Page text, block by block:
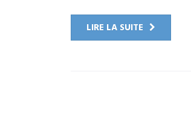
LIRE LA SUITE